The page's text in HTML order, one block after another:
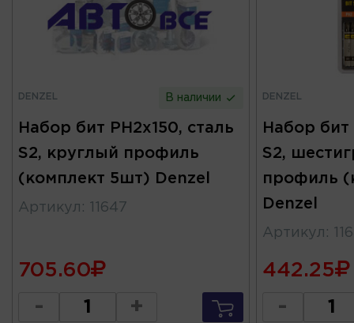
DENZEL В наличии
Набор бит PH2x150, сталь
S2, круглый профиль
(комплект 5шт) Denzel
Артикул : 11647
705.60
- +
DENZEL
Набор бит
S2,
профиль
Denzel
Артикул :
442.25
-